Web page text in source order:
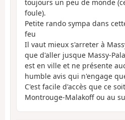
toujours un peu de monde
foule).
Petite rando sympa dans
feu
Il vaut mieux s'arreter à
que d'aller jusque Massy-
est en ville et ne présente
humble avis qui n'engage
C'est facile d'accès que ce
Montrouge-Malakoff ou au